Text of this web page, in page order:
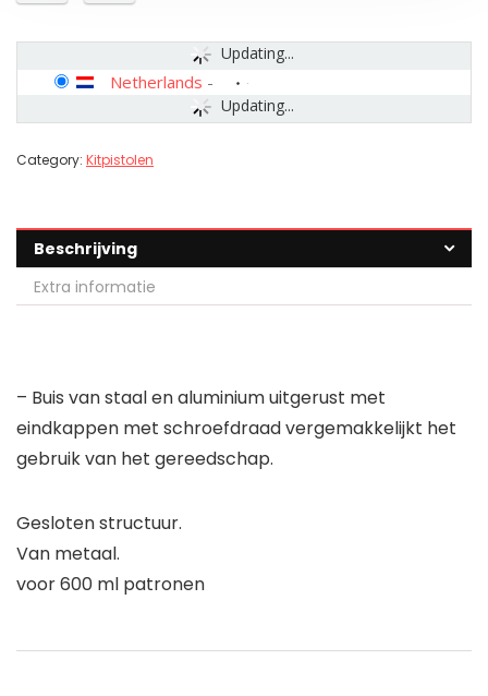
Updating...
Updating...
Netherlands -
Category: Kitpistolen
Beschrijving
Extra informatie
– Buis van staal en aluminium uitgerust met
eindkappen met schroefdraad vergemakkelijkt het
gebruik van het gereedschap.
Gesloten structuur.
Van metaal.
voor 600 ml patronen